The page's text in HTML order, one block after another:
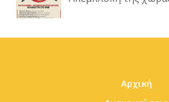
Αρχική